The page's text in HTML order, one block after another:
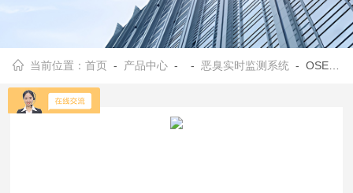
当前位置：首页 - 产品中心 - -恶臭实时监测系统 - OSEN-OU东莞垃圾装卸区域恶臭污染源在线监测系统